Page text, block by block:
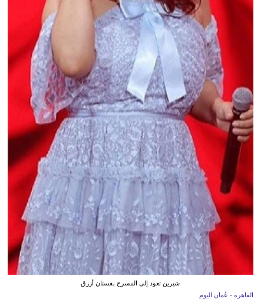
شيرين تعود إلى المسرح بفستان أزرق
القاهرة - عُمان اليوم